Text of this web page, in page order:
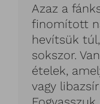
Azaz a
finomított
hevítsük
sokszor.
ételek,
vagy